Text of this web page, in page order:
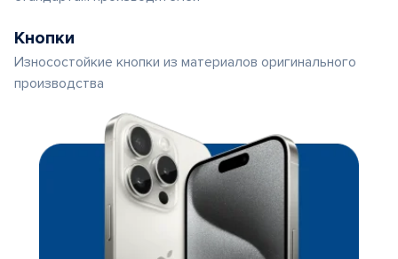
Кнопки
Износостойкие кнопки из материалов оригинального
производства